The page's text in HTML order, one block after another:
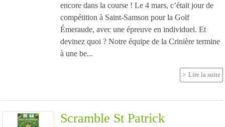
encore dans la course ! Le 4 mars, c’était jour de
compétition à Saint-Samson pour la Golf
Émeraude, avec une épreuve en individuel. Et
devinez quoi ? Notre équipe de la Crinière termine
à une be...
Lire la suite
Scramble St Patrick